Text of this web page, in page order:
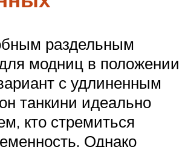
раздельным
модниц в положении
с удлиненным
танкини идеально
кто стремиться
Однако